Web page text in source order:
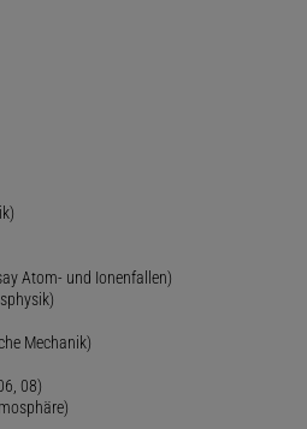
Atom- und Ionenfallen)
Mechanik)
08)